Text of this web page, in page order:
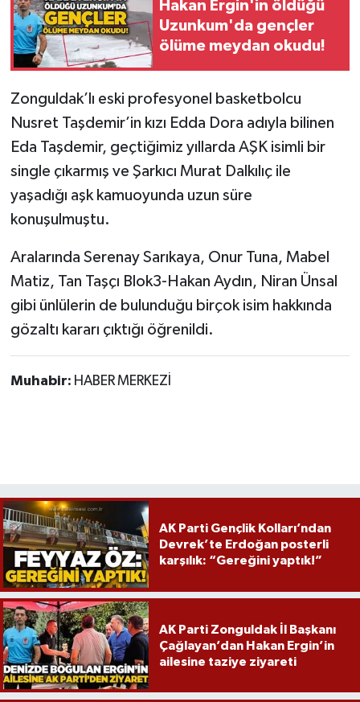
Hakan Ergin'in öldüğü
Uzunkum'da gençler
ölüme meydan okudu!
Zonguldak’lı eski profesyonel basketbolcu
Nusret Taşdemir’in kızı Edda Dora adıyla bilinen
Eda Taşdemir, geçtiğimiz yıllarda AŞK isimli bir
single çıkarmış ve Şarkıcı Murat Dalkılıç ile
yaşadığı aşk kamuoyunda uzun süre
konuşulmuştu.
Aralarında Serenay Sarıkaya, Onur Tuna, Mabel
Matiz, Tan Taşçı Blok3-Hakan Aydın, Niran Ünsal
gibi ünlülerin de bulunduğu birçok isim hakkında
gözaltı kararı çıktığı öğrenildi.
Muhabir: HABER MERKEZİ
AK Parti Gençlik Kolları’ndan
Devrek’te Erdoğan posterli
karşılık: “Gereğini yaptık!”
AK Parti Zonguldak İl Başkanı
Çağlayan’dan Hakan Ergin’in
ailesine taziye ziyareti
Gökçebey
İş ilanı
Kültür - Sanat
Politika
Resmi İlan
Ulusal
Yaşam